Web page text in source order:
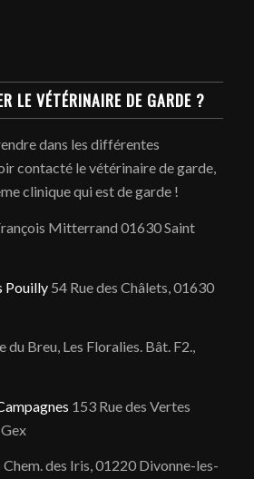
LE VÉTÉRINAIRE DE GARDE ?
dans les différentes
contacté le vétérinaire de garde,
clinique qui est de garde !
Mitterrand 01630 Saint
Pouilly54 Rue des Châlets, 01630
du Breu, Les Floralies. Bât. F2.,
153 Rue des Vertes
des Iris, 01220 Divonne-les-